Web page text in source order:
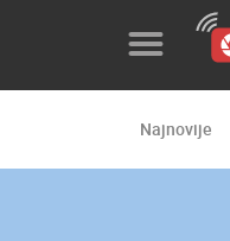
Najnovije